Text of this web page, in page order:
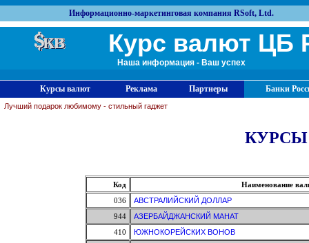
Информационно-маркетинговая компания RSoft, Ltd.
Курс валют ЦБ
Наша информация - Ваш успех
Курсы валют Реклама Партнеры Банки
Лучший подарок любимому - стильный гаджет
Код
Наименование
036
АВСТРАЛИЙСКИЙ ДОЛЛАР
944
АЗЕРБАЙДЖАНСКИЙ МАНАТ
410
ЮЖНОКОРЕЙСКИХ ВОНОВ